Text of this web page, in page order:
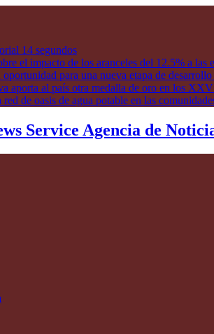
14 segundos
el impacto de los aranceles del 12.5% a las
para una nueva etapa de
aporta al país otra medalla de oro en los XXV
de oasis de agua potable en las
Service Agencia de